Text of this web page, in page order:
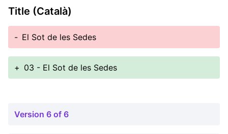
Title (Català)
- El Sot de les Sedes
+ 03 - El Sot de les Sedes
Version 6 of 6